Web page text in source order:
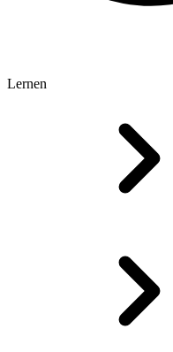
Lernen